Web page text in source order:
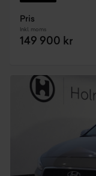
Pris
Inkl. moms
149 900 kr